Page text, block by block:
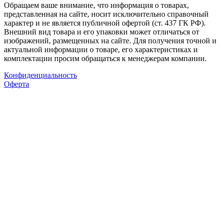
Обращаем ваше внимание, что информация о товарах,
представленная на сайте, носит исключительно справочный
характер и не является публичной офертой (ст. 437 ГК РФ).
Внешний вид товара и его упаковки может отличаться от
изображений, размещенных на сайте. Для получения точной и
актуальной информации о товаре, его характеристиках и
комплектации просим обращаться к менеджерам компании.
Конфиденциальность
Оферта